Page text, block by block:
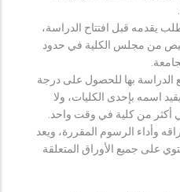
يقدمه قبل افتتاح الدراسة،
من مجلس الكلية في حدود
الدراسة بها للحصول على درجة
اسمه بإحدى الكليات، ولا
أكثر من كلية في وقت واحد.
وأداء الرسوم المقررة، ويعد
على جميع الأوراق المتعلقة